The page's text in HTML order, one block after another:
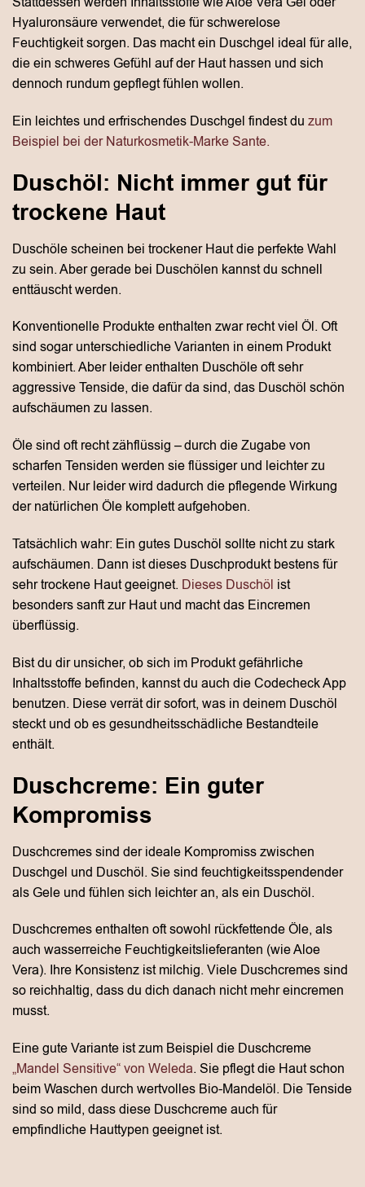
Hyaluronsäure verwendet, die für schwerelose
Feuchtigkeit sorgen. Das macht ein Duschgel ideal für alle,
die ein schweres Gefühl auf der Haut hassen und sich
dennoch rundum gepflegt fühlen wollen.
Ein leichtes und erfrischendes Duschgel findest du zum
Beispiel bei der Naturkosmetik-Marke Sante.
Duschöl: Nicht immer gut für
trockene Haut
Duschöle scheinen bei trockener Haut die perfekte Wahl
zu sein. Aber gerade bei Duschölen kannst du schnell
enttäuscht werden.
Konventionelle Produkte enthalten zwar recht viel Öl. Oft
sind sogar unterschiedliche Varianten in einem Produkt
kombiniert. Aber leider enthalten Duschöle oft sehr
aggressive Tenside, die dafür da sind, das Duschöl schön
aufschäumen zu lassen.
Öle sind oft recht zähflüssig – durch die Zugabe von
scharfen Tensiden werden sie flüssiger und leichter zu
verteilen. Nur leider wird dadurch die pflegende Wirkung
der natürlichen Öle komplett aufgehoben.
Tatsächlich wahr: Ein gutes Duschöl sollte nicht zu stark
aufschäumen. Dann ist dieses Duschprodukt bestens für
sehr trockene Haut geeignet. Dieses Duschöl ist
besonders sanft zur Haut und macht das Eincremen
überflüssig.
Bist du dir unsicher, ob sich im Produkt gefährliche
Inhaltsstoffe befinden, kannst du auch die Codecheck App
benutzen. Diese verrät dir sofort, was in deinem Duschöl
steckt und ob es gesundheitsschädliche Bestandteile
enthält.
Duschcreme: Ein guter
Kompromiss
Duschcremes sind der ideale Kompromiss zwischen
Duschgel und Duschöl. Sie sind feuchtigkeitsspendender
als Gele und fühlen sich leichter an, als ein Duschöl.
Duschcremes enthalten oft sowohl rückfettende Öle, als
auch wasserreiche Feuchtigkeitslieferanten (wie Aloe
Vera). Ihre Konsistenz ist milchig. Viele Duschcremes sind
so reichhaltig, dass du dich danach nicht mehr eincremen
musst.
Eine gute Variante ist zum Beispiel die Duschcreme
„Mandel Sensitive“ von Weleda. Sie pflegt die Haut schon
beim Waschen durch wertvolles Bio-Mandelöl. Die Tenside
sind so mild, dass diese Duschcreme auch für
empfindliche Hauttypen geeignet ist.